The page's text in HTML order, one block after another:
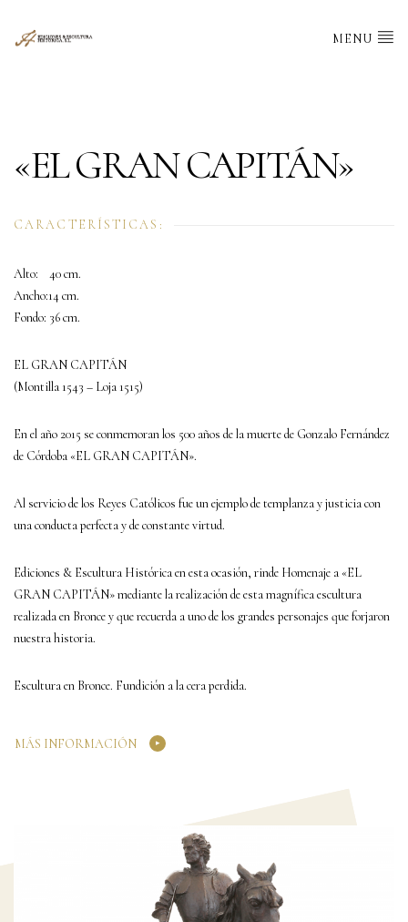
MENU
«EL GRAN CAPITÁN»
CARACTERÍSTICAS:
Alto: 40 cm.
Ancho:14 cm.
Fondo: 36 cm.
EL GRAN CAPITÁN
(Montilla 1543 – Loja 1515)
En el año 2015 se conmemoran los 500 años de la muerte de Gonzalo Fernández
de Córdoba «EL GRAN CAPITÁN».
Al servicio de los Reyes Católicos fue un ejemplo de templanza y justicia con
una conducta perfecta y de constante virtud.
Ediciones & Escultura Histórica en esta ocasión, rinde Homenaje a «EL
GRAN CAPITÁN» mediante la realización de esta magnífica escultura
realizada en Bronce y que recuerda a uno de los grandes personajes que forjaron
nuestra historia.
Escultura en Bronce. Fundición a la cera perdida.
MÁS INFORMACIÓN